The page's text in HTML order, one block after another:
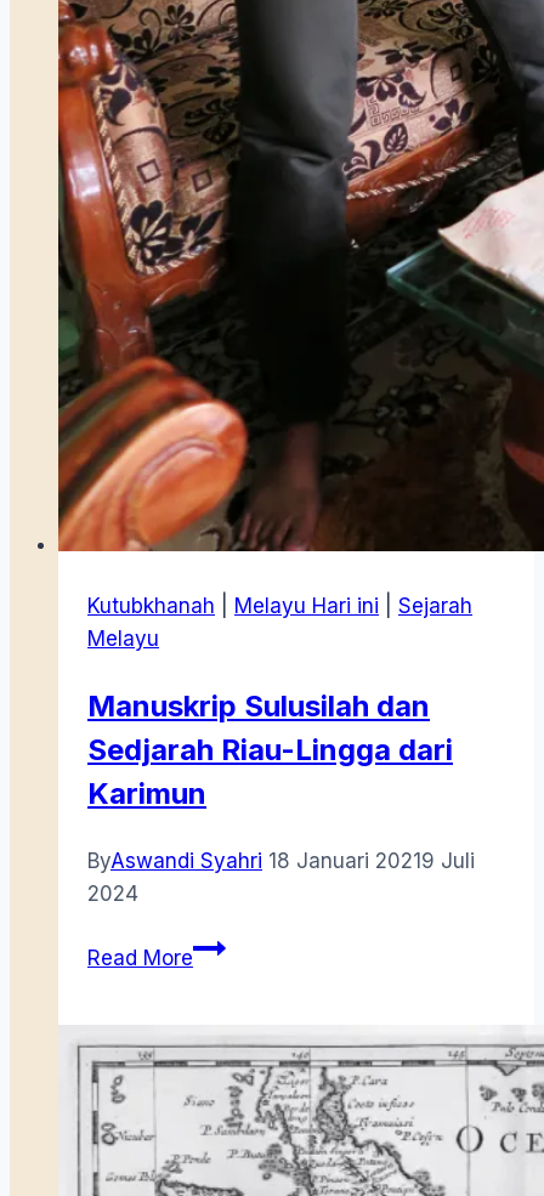
Kutubkhanah Melayu Hari ini
Sejarah
Melayu
Manuskrip Sulusilah dan
Sedjarah Riau-Lingga dari
Karimun
ByAswandi Syahri 18 Januari 20219 Juli
2024
Read MoreManuskrip
Sedjarah
Riau-
Lingga
dari
Karimun